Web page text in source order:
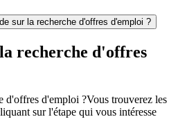
sur la recherche d'offres d'emploi ?
recherche d'offres
d'offres d'emploi ?Vous trouverez les
sur l'étape qui vous intéresse